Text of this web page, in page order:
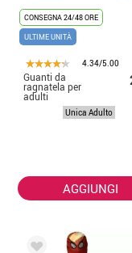
CONSEGNA 24/48 ORE
ULTIME UNITÀ
4.34/5.00
Guanti da
ragnatela per
adulti
Unica Adulto
AGGIUNGI